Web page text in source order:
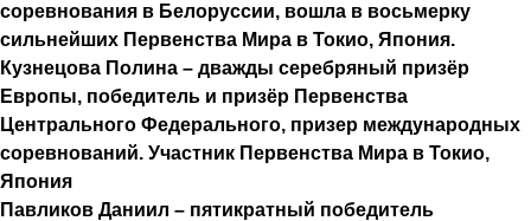
соревнования в Белоруссии, вошла в восьмерку
сильнейших Первенства Мира в Токио, Япония.
Кузнецова Полина – дважды серебряный призёр
Европы, победитель и призёр Первенства
Центрального Федерального, призер международных
соревнований. Участник Первенства Мира в Токио,
Япония
Павликов Даниил – пятикратный победитель